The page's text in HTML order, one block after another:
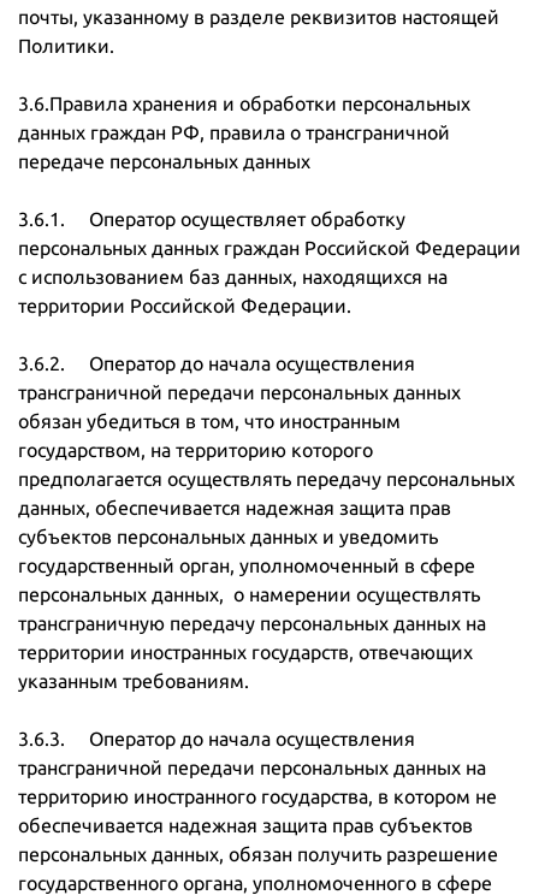
почты, указанному в разделе реквизитов настоящей
Политики.
3.6.Правила хранения и обработки персональных
данных граждан РФ, правила о трансграничной
передаче персональных данных
3.6.1. Оператор осуществляет обработку
персональных данных граждан Российской Федерации
с использованием баз данных, находящихся на
территории Российской Федерации.
3.6.2. Оператор до начала осуществления
трансграничной передачи персональных данных
обязан убедиться в том, что иностранным
государством, на территорию которого
предполагается осуществлять передачу персональных
данных, обеспечивается надежная защита прав
субъектов персональных данных и уведомить
государственный орган, уполномоченный в сфере
персональных данных, о намерении осуществлять
трансграничную передачу персональных данных на
территории иностранных государств, отвечающих
указанным требованиям.
3.6.3. Оператор до начала осуществления
трансграничной передачи персональных данных на
территорию иностранного государства, в котором не
обеспечивается надежная защита прав субъектов
персональных данных, обязан получить разрешение
государственного органа, уполномоченного в сфере